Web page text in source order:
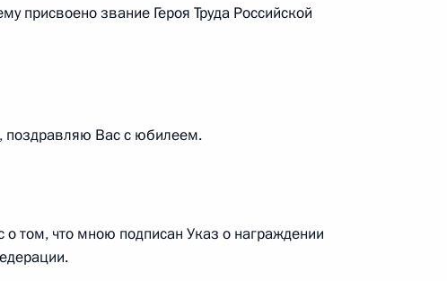
Безопасности
области Андреем Чибисом
присвоено звание Героя Труда Российской
поздравляю Вас с юбилеем.
том, что мною подписан Указ о награждении